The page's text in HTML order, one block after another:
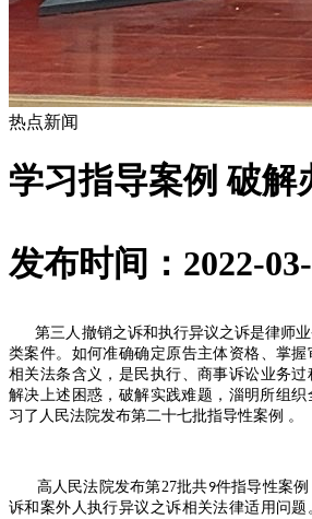
热点新闻
学习指导案例 破解
发布时间：2022-
第三人撤销之诉和执行异议之诉是律师业
类案件。如何准确确定原告主体资格、掌
相关法条含义，是民执行、商事诉讼业务
解决上述困惑，破解实践难题，淄明所组织
习了人民法院发布第二十七批指导性案例 。
高人民法院发布第27批共9件指导性案
诉和案外人执行异议之诉相关法律适用问